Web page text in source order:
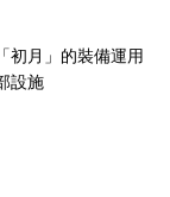
初月」的裝備運用
設施